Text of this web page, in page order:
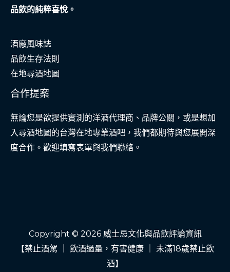
品飲的純粹喜悅。
酒廠風味誌
品飲生存法則
在地尋酒地圖
合作提案
無論您是欲提供實測的洋酒代理商、品牌公關，或是想加
入尋酒地圖的台灣在地專業酒吧，我們都期待與您展開深
度合作。歡迎填寫表單與我們聯絡。
Copyright © 2026 威士忌文化與品飲評論資訊
【禁止酒駕 ｜ 飲酒過量，有害健康 ｜ 未滿18歲禁止飲
酒】